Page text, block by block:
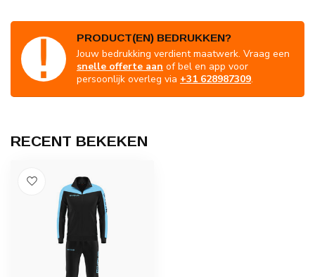
PRODUCT(EN) BEDRUKKEN?
Jouw bedrukking verdient maatwerk. Vraag een
snelle offerte aan of bel en app voor
persoonlijk overleg via +31 628987309.
RECENT BEKEKEN